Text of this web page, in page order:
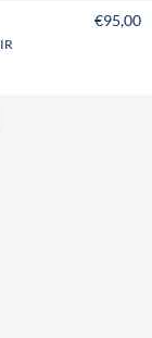
€95,00